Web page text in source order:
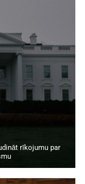
rīkojumu par